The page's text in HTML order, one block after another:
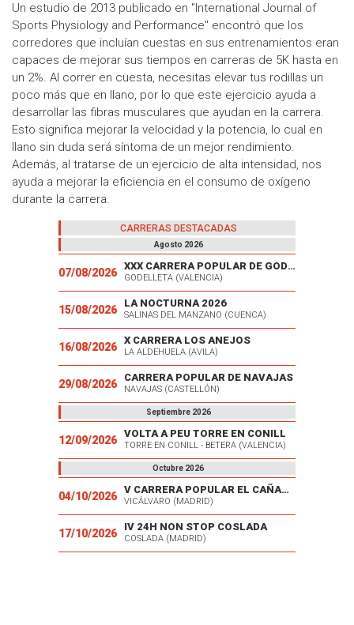
Un estudio de 2013 publicado en "International Journal of
Sports Physiology and Performance" encontró que los
corredores que incluían cuestas en sus entrenamientos eran
capaces de mejorar sus tiempos en carreras de 5K hasta en
un 2%. Al correr en cuesta, necesitas elevar tus rodillas un
poco más que en llano, por lo que este ejercicio ayuda a
desarrollar las fibras musculares que ayudan en la carrera.
Esto significa mejorar la velocidad y la potencia, lo cual en
llano sin duda será síntoma de un mejor rendimiento.
Además, al tratarse de un ejercicio de alta intensidad, nos
ayuda a mejorar la eficiencia en el consumo de oxígeno
durante la carrera.
CARRERAS DESTACADAS
Agosto 2026
07/08/2026
XXX CARRERA POPULAR DE GODELLETA
GODELLETA (VALENCIA)
15/08/2026
LA NOCTURNA 2026
SALINAS DEL MANZANO (CUENCA)
16/08/2026
X CARRERA LOS ANEJOS
LA ALDEHUELA (AVILA)
29/08/2026
CARRERA POPULAR DE NAVAJAS
NAVAJAS (CASTELLÓN)
Septiembre 2026
12/09/2026
VOLTA A PEU TORRE EN CONILL
TORRE EN CONILL - BETERA (VALENCIA)
Octubre 2026
04/10/2026
V CARRERA POPULAR EL CAÑAVERAL
VICÁLVARO (MADRID)
17/10/2026
IV 24H NON STOP COSLADA
COSLADA (MADRID)